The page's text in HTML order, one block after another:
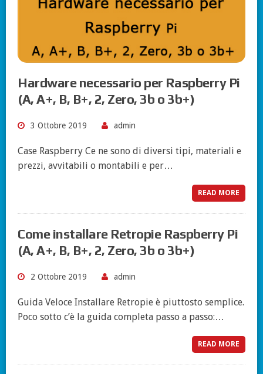
Hardware necessario per Raspberry Pi
(A, A+, B, B+, 2, Zero, 3b o 3b+)
3 Ottobre 2019 admin
Case Raspberry Ce ne sono di diversi tipi, materiali e
prezzi, avvitabili o montabili e per…
READ MORE
Come installare Retropie Raspberry Pi
(A, A+, B, B+, 2, Zero, 3b o 3b+)
2 Ottobre 2019 admin
Guida Veloce Installare Retropie è piuttosto semplice.
Poco sotto c’è la guida completa passo a passo:…
READ MORE